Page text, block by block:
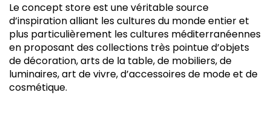
Le concept store est une véritable source
d’inspiration alliant les cultures du monde entier et
plus particulièrement les cultures méditerranéennes
en proposant des collections très pointue d’objets
de décoration, arts de la table, de mobiliers, de
luminaires, art de vivre, d’accessoires de mode et de
cosmétique.